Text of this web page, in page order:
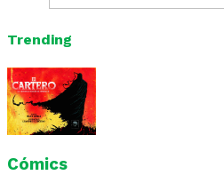
Trending
Cómics